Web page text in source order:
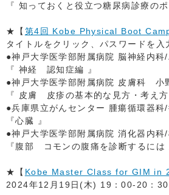
『 知っておくと役立つ糖尿病診療のポ
★【 第4回 Kobe Physical Boot
タイトルをクリック、パスワードを
●神戸大学医学部附属病院 脳神経内
『 神経 認知症編 』
●神戸大学医学部附属病院 皮膚科 小
『 皮膚 皮疹の基本的な見方・考え方
●兵庫県立がんセンター 腫瘍循環器
『心臓 』
●神戸大学医学部附属病院 消化器内
『腹部 コモンの腹痛を診断するには
★【 Kobe Master Class for GIM in
2024年12月19日(木) 19：00-20：